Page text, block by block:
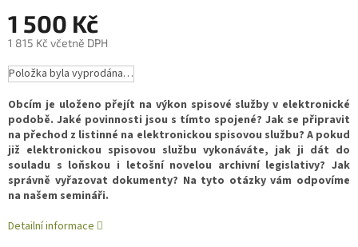
1 500 Kč
1 815 Kč včetně DPH
Měrná
cena:
Položka byla vyprodána…
Obcím je uloženo přejít na výkon spisové služby v elektronické
podobě. Jaké povinnosti jsou s tímto spojené? Jak se připravit
na přechod z listinné na elektronickou spisovou službu? A pokud
již elektronickou spisovou službu vykonáváte, jak ji dát do
souladu s loňskou i letošní novelou archivní legislativy? Jak
správně vyřazovat dokumenty? Na tyto otázky vám odpovíme
na našem semináři.
Detailní informace